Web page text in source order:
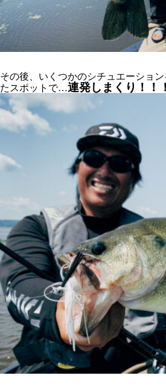
その後、いくつかのシチュエーショ
たスポットで…連発しまくり！！！